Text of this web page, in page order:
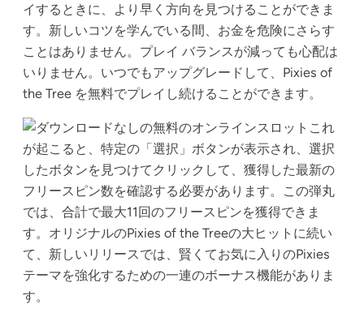
イするときに、より早く方向を見つけることができま
す。新しいコツを学んでいる間、お金を危険にさらす
ことはありません。プレイ バランスが減っても心配は
いりません。いつでもアップグレードして、Pixies of
the Tree を無料でプレイし続けることができます。
これ
が起こると、特定の「選択」ボタンが表示され、選択
したボタンを見つけてクリックして、獲得した最新の
フリースピン数を確認する必要があります。この弾丸
では、合計で最大11回のフリースピンを獲得できま
す。オリジナルのPixies of the Treeの大ヒットに続い
て、新しいリリースでは、賢くてお気に入りのPixies
テーマを強化するための一連のボーナス機能がありま
す。